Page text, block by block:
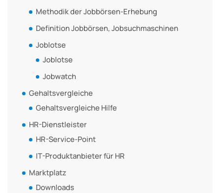
Methodik der Jobbörsen-Erhebung
Definition Jobbörsen, Jobsuchmaschinen
Joblotse
Joblotse
Jobwatch
Gehaltsvergleiche
Gehaltsvergleiche Hilfe
HR-Dienstleister
HR-Service-Point
IT-Produktanbieter für HR
Marktplatz
Downloads